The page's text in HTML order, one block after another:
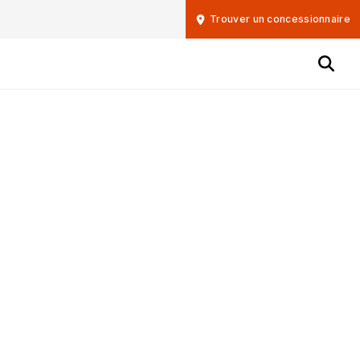
Trouver un concessionnaire